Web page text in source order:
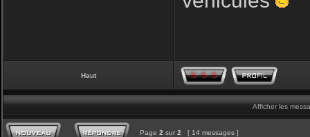
Haut
Afficher les
Page 2 sur 2 [ 14 messages ]